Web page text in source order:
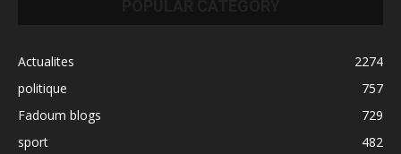
Actualites
2274
politique
757
Fadoum blogs
729
sport
482